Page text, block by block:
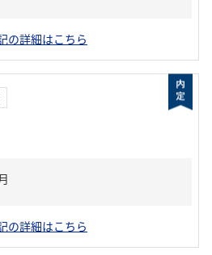
の詳細はこちら
の詳細はこちら